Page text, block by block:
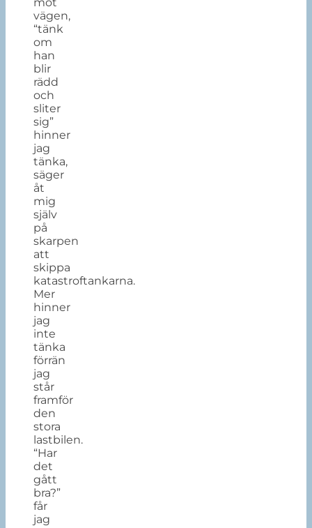
vägen,
“tänk
om
han
blir
rädd
och
sliter
sig”
hinner
jag
tänka,
säger
åt
mig
själv
på
skarpen
att
skippa
katastroftankarna.
Mer
hinner
jag
inte
tänka
förrän
jag
står
framför
den
stora
lastbilen.
“Har
det
gått
bra?”
får
jag